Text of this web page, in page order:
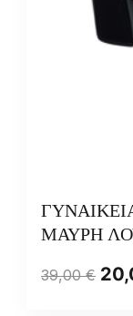
ΜΑΥΡΗ
39,00€